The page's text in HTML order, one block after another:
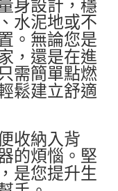
身設計，穩
水泥地或不
。無論您是
，還是在進
需簡單點燃
鬆建立舒適
收納入背
的煩惱。堅
是您提升生